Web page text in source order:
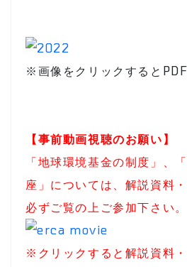
※画像をクリックするとPDF
【事前動画視聴のお願い】
「地球環境基金の制度」、
座」については、解説資料
必ずご覧の上ご参加下さい。
※クリックすると解説資料